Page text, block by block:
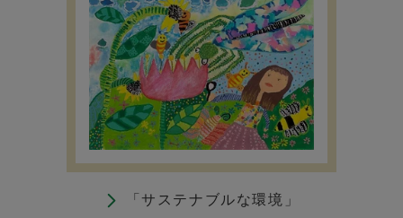
「サステナブルな環境」